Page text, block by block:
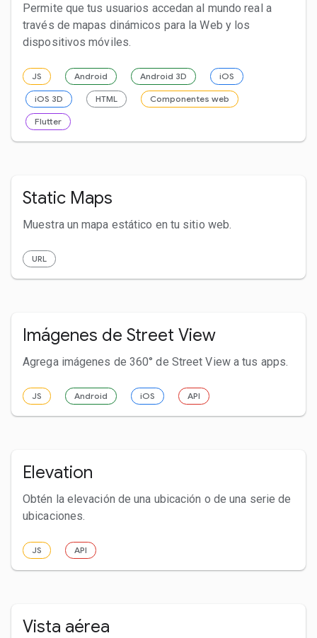
Permite que tus usuarios accedan al mundo real a
través de mapas dinámicos para la Web y los
dispositivos móviles.
JS Android Android 3D iOS
iOS 3D HTML Componentes web
Flutter
Static Maps
Muestra un mapa estático en tu sitio web.
URL
Imágenes de Street View
Agrega imágenes de 360° de Street View a tus apps.
JS Android iOS API
Elevation
Obtén la elevación de una ubicación o de una serie de
ubicaciones.
JS API
Vista aérea